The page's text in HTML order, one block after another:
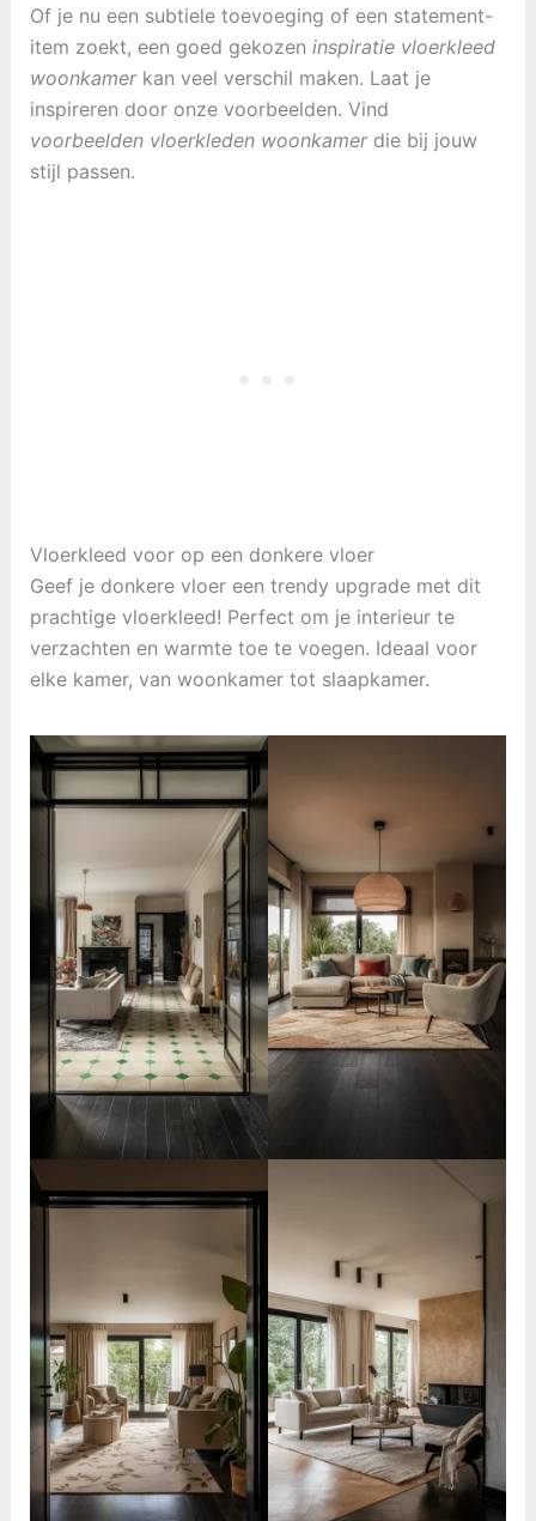
Of je nu een subtiele toevoeging of een statement-
item zoekt, een goed gekozen inspiratie vloerkleed
woonkamerkan veel verschil maken. Laat je
inspireren door onze voorbeelden. Vind
voorbeelden vloerkleden woonkamerdie bij jouw
stijl passen.
Vloerkleed voor op een donkere vloer
Geef je donkere vloer een trendy upgrade met dit
prachtige vloerkleed! Perfect om je interieur te
verzachten en warmte toe te voegen. Ideaal voor
elke kamer, van woonkamer tot slaapkamer.